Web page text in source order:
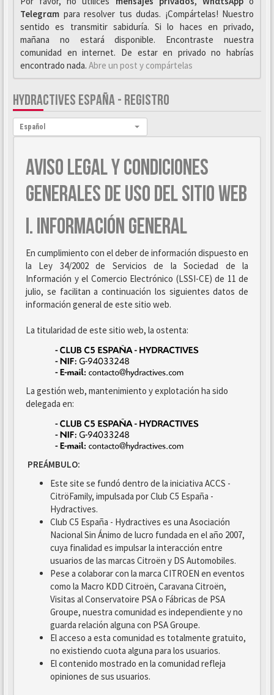
Telegrαm para resolver tus dudas. ¡Compártelas! Nuestro
sentido es transmitir sabiduría. Si lo haces en privado,
mañana no estará disponible. Encontraste nuestra
comunidad en internet. De estar en privado no habrías
encontrado nada. Abre un post y compártelas
HYDRACTIVES ESPAÑA - REGISTRO
Idioma:
Español
AVISO LEGAL Y CONDICIONES
GENERALES DE USO DEL SITIO WEB
I. INFORMACIÓN GENERAL
En cumplimiento con el deber de información dispuesto en
la Ley 34/2002 de Servicios de la Sociedad de la
Información y el Comercio Electrónico (LSSI-CE) de 11 de
julio, se facilitan a continuación los siguientes datos de
información general de este sitio web.
La titularidad de este sitio web, la ostenta:
La gestión web, mantenimiento y explotación ha sido
delegada en:
PREÁMBULO:
Este site se fundó dentro de la iniciativa ACCS -
CitröFamily, impulsada por Club C5 España -
Hydractives.
Club C5 España - Hydractives es una Asociación
Nacional Sin Ánimo de lucro fundada en el año 2007,
cuya finalidad es impulsar la interacción entre
usuarios de las marcas Citroën y DS Automobiles.
Pese a colaborar con la marca CITROEN en eventos
como la Macro KDD Citroën, Caravana Citroën,
Visitas al Conservatoire PSA o Fábricas de PSA
Groupe, nuestra comunidad es independiente y no
guarda relación alguna con PSA Groupe.
El acceso a esta comunidad es totalmente gratuito,
no existiendo cuota alguna para los usuarios.
El contenido mostrado en la comunidad refleja
opiniones de sus usuarios.